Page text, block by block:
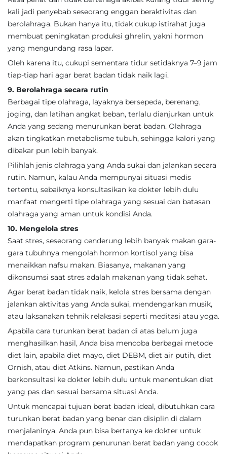
kali jadi penyebab seseorang enggan beraktivitas dan
berolahraga. Bukan hanya itu, tidak cukup istirahat juga
membuat peningkatan produksi ghrelin, yakni hormon
yang mengundang rasa lapar.
Oleh karena itu, cukupi sementara tidur setidaknya 7–9 jam
tiap-tiap hari agar berat badan tidak naik lagi.
9. Berolahraga secara rutin
Berbagai tipe olahraga, layaknya bersepeda, berenang,
joging, dan latihan angkat beban, terlalu dianjurkan untuk
Anda yang sedang menurunkan berat badan. Olahraga
akan tingkatkan metabolisme tubuh, sehingga kalori yang
dibakar pun lebih banyak.
Pilihlah jenis olahraga yang Anda sukai dan jalankan secara
rutin. Namun, kalau Anda mempunyai situasi medis
tertentu, sebaiknya konsultasikan ke dokter lebih dulu
manfaat mengerti tipe olahraga yang sesuai dan batasan
olahraga yang aman untuk kondisi Anda.
10. Mengelola stres
Saat stres, seseorang cenderung lebih banyak makan gara-
gara tubuhnya mengolah hormon kortisol yang bisa
menaikkan nafsu makan. Biasanya, makanan yang
dikonsumsi saat stres adalah makanan yang tidak sehat.
Agar berat badan tidak naik, kelola stres bersama dengan
jalankan aktivitas yang Anda sukai, mendengarkan musik,
atau laksanakan tehnik relaksasi seperti meditasi atau yoga.
Apabila cara turunkan berat badan di atas belum juga
menghasilkan hasil, Anda bisa mencoba berbagai metode
diet lain, apabila diet mayo, diet DEBM, diet air putih, diet
Ornish, atau diet Atkins. Namun, pastikan Anda
berkonsultasi ke dokter lebih dulu untuk menentukan diet
yang pas dan sesuai bersama situasi Anda.
Untuk mencapai tujuan berat badan ideal, dibutuhkan cara
turunkan berat badan yang benar dan disiplin di dalam
menjalaninya. Anda pun bisa bertanya ke dokter untuk
mendapatkan program penurunan berat badan yang cocok